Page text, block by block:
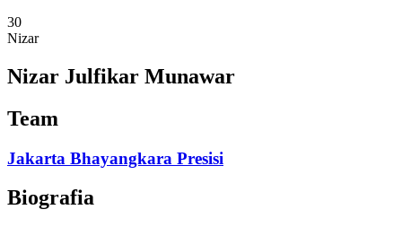
30
Nizar
Nizar Julfikar Munawar
Team
Jakarta Bhayangkara Presisi
Biografia